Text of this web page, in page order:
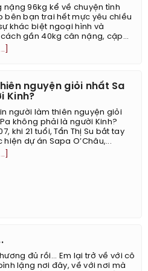
nặng 96kg kể về chuyện tình
bên bạn trai hết mực yêu chiều
khác biệt ngoại hình và
gần 40kg cân nặng, cặp...
nguyện giỏi nhất Sa
Kinh?
người làm thiên nguyện giỏi
không phải là người Kinh?
khi 21 tuổi, Tẩn Thị Su bắt tay
hiện dự án Sapa O’Châu,...
đủ rồi... Em lại trở về với cô
lặng nơi đây, về với nơi mà